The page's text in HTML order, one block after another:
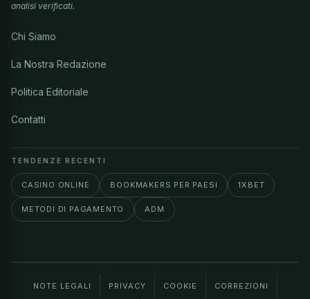
analisi verificati.
Chi Siamo
La Nostra Redazione
Politica Editoriale
Contatti
TENDENZE RECENTI
CASINO ONLINE BOOKMAKERS PER PAESI 1XBET
METODI DI PAGAMENTO ADM
NOTE LEGALI PRIVACY COOKIE CORREZIONI